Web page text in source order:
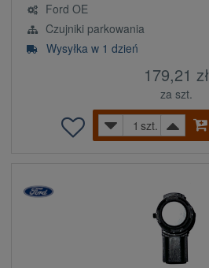
Ford OE
Czujniki parkowania
Wysyłka w 1 dzień
179,21 zł
za szt.
szt.